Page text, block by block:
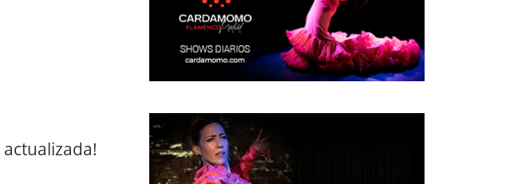
actualizada!